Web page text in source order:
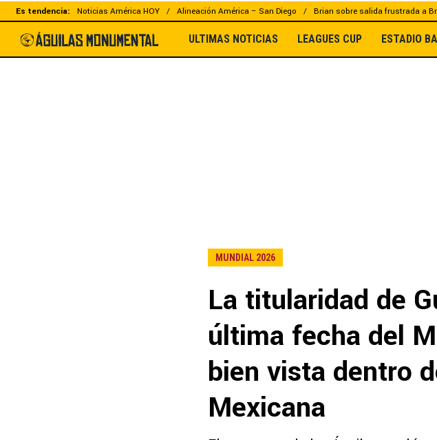
Es tendencia: Noticias América HOY Alineación América – San Diego Brian sobre salida frustrada a
ULTIMAS NOTICIAS LEAGUES CUP ESTADIO
MUNDIAL 2026
La titularidad de
última fecha del
bien vista dentro
Mexicana